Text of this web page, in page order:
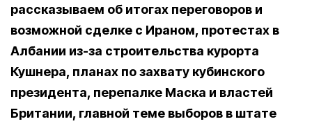
рассказываем об итогах переговоров и
возможной сделке с Ираном, протестах в
Албании из-за строительства курорта
Кушнера, планах по захвату кубинского
президента, перепалке Маска и властей
Британии, главной теме выборов в штате